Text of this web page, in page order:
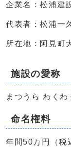
企業名：松浦建
代表者：松浦一久
所在地：阿見町
施設の愛称
まつうら わくわ
命名権料
年間50万円（税